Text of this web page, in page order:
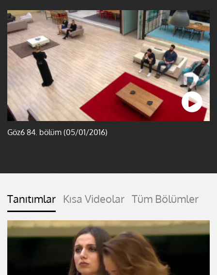
Göz6 84. bölüm (05/01/2016)
Tanıtımlar Kısa Videolar Tüm Bölümler